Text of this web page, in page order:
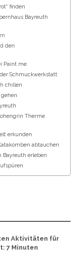
finden
Bayreuth
den
Paint me
Schmuckwerkstatt
chillen
Therme
erkunden
abtauchen
Bayreuth erleben
Aktivitäten für
7 Minuten